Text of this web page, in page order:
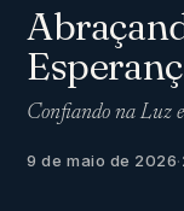
Confiando na Luz
9 de maio de 2026·